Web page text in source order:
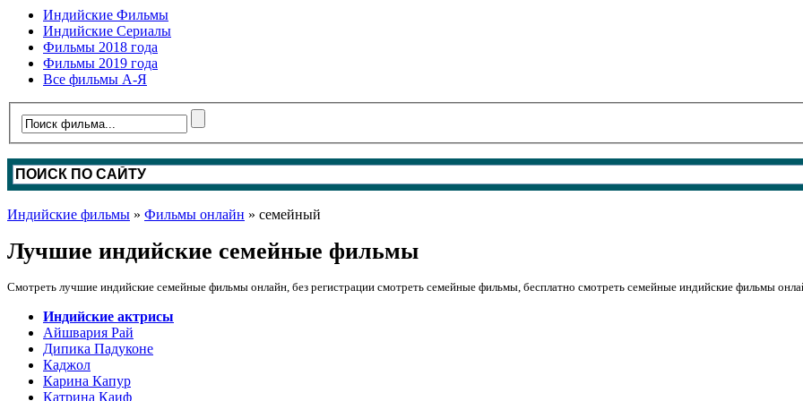
Индийские Фильмы
Индийские Сериалы
Фильмы 2018 года
Фильмы 2019 года
Все фильмы А-Я
Индийские фильмы » Фильмы онлайн » семейный
Лучшие индийские семейные фильмы
Смотреть лучшие индийские семейные фильмы онлайн, без регистрации смотреть семейные фильмы, бесплатно смотреть семейные индийские фильмы
Индийские актрисы
Айшвария Рай
Дипика Падуконе
Каджол
Карина Капур
Катрина Каиф